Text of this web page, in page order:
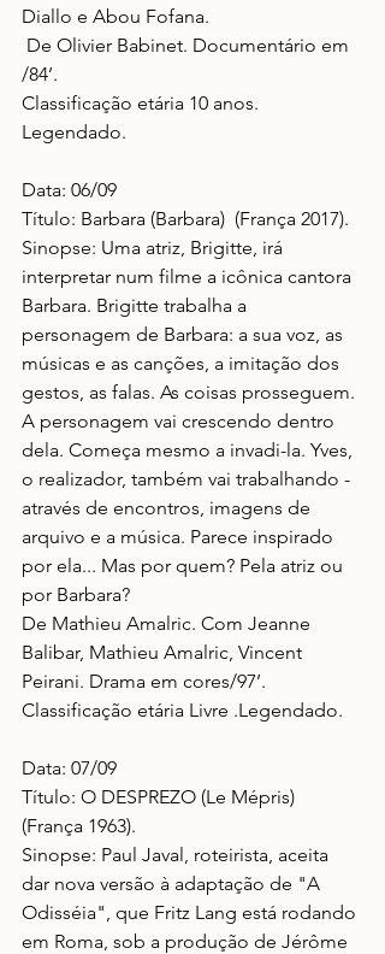
Diallo e Abou Fofana.
/84’.
Classificação etária 10 anos.
Legendado.
Data: 06/09
Título: Barbara (Barbara)  (França 2017).
Sinopse: Uma atriz, Brigitte, irá
interpretar num filme a icônica cantora
Barbara. Brigitte trabalha a
personagem de Barbara: a sua voz, as
músicas e as canções, a imitação dos
gestos, as falas. As coisas prosseguem.
A personagem vai crescendo dentro
dela. Começa mesmo a invadi-la. Yves,
o realizador, também vai trabalhando -
através de encontros, imagens de
arquivo e a música. Parece inspirado
por ela... Mas por quem? Pela atriz ou
por Barbara?
De Mathieu Amalric. Com Jeanne
Balibar, Mathieu Amalric, Vincent
Peirani. Drama em cores/97’.
Classificação etária Livre .Legendado.
Data: 07/09
Título: O DESPREZO (Le Mépris)
(França 1963).
Sinopse: Paul Javal, roteirista, aceita
dar nova versão à adaptação de "A
Odisséia", que Fritz Lang está rodando
em Roma, sob a produção de Jérôme